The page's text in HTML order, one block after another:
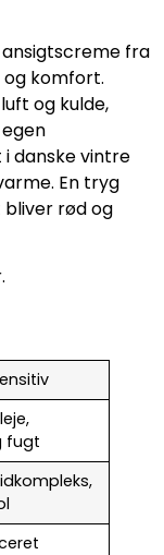
fra
komfort.
og kulde,
danske vintre
En tryg
bliver rød og
fugt